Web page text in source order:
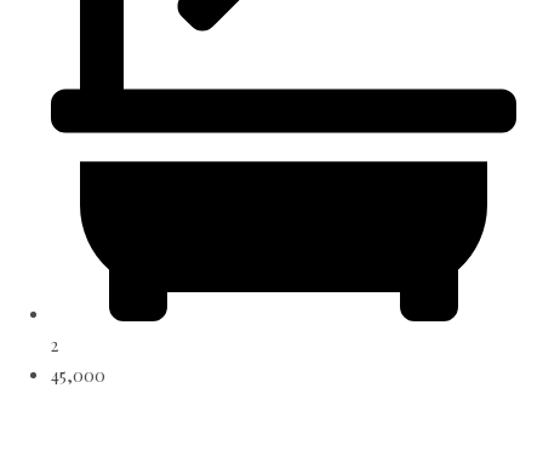
2
45,000